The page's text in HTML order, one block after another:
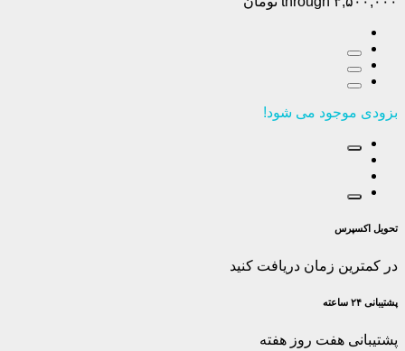
بزودی موجود می شود!
تحویل اکسپرس
در کمترین زمان دریافت کنید
پشتیبانی ۲۴ ساعته
پشتیبانی هفت روز هفته